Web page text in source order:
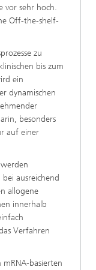
vor sehr hoch.
Off-the-shelf-
zu
bis zum
ein
dynamischen
besonders
auf einer
ausreichend
allogene
innerhalb
Verfahren
basierten